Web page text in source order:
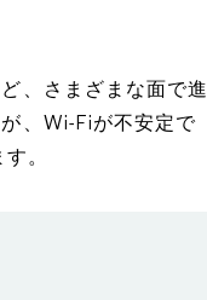
、さまざまな面で進
、Wi-Fiが不安定で
。